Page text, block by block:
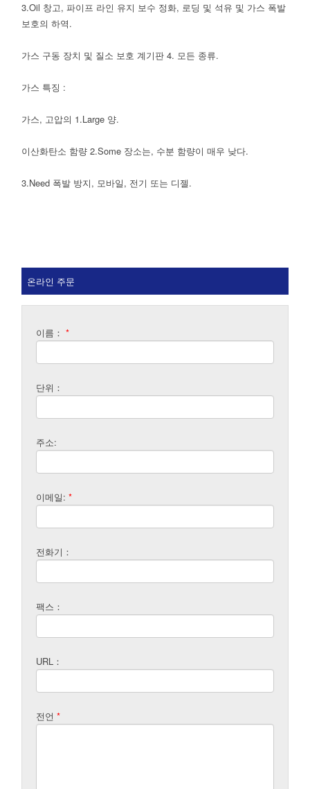
3.Oil 창고, 파이프 라인 유지 보수 정화, 로딩 및 석유 및 가스 폭발
보호의 하역.
가스 구동 장치 및 질소 보호 계기판 4. 모든 종류.
가스 특징 :
가스, 고압의 1.Large 양.
이산화탄소 함량 2.Some 장소는, 수분 함량이 매우 낮다.
3.Need 폭발 방지, 모바일, 전기 또는 디젤.
온라인 주문
이름： *
단위：
주소:
이메일: *
전화기：
팩스：
URL：
전언 *